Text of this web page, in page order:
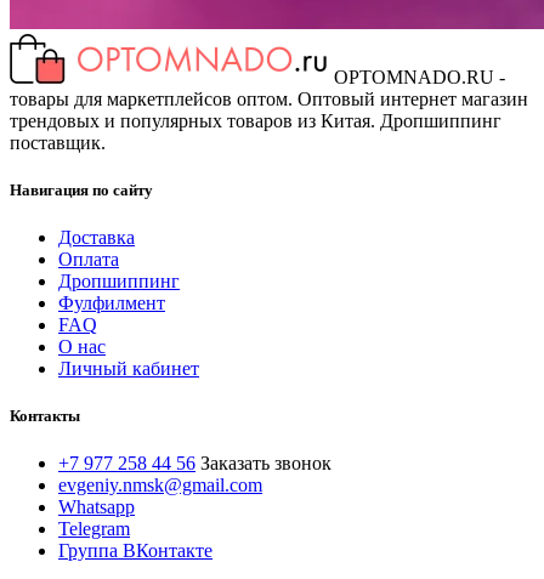
OPTOMNADO.RU -
товары для маркетплейсов оптом. Оптовый интернет магазин
трендовых и популярных товаров из Китая. Дропшиппинг
поставщик.
Навигация по сайту
Доставка
Оплата
Дропшиппинг
Фулфилмент
FAQ
О нас
Личный кабинет
Контакты
+7 977 258 44 56 Заказать звонок
evgeniy.nmsk@gmail.com
Whatsapp
Telegram
Группа ВКонтакте